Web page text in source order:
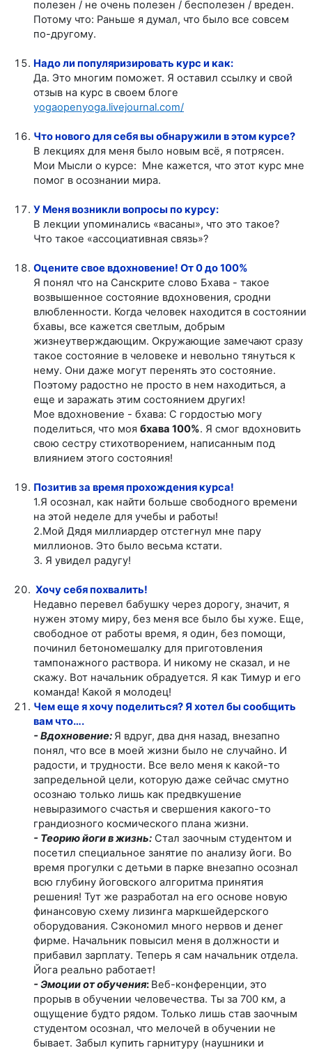
полезен / не очень полезен / бесполезен / вреден.
Потому что: Раньше я думал, что было все совсем
по-другому.
Надо ли популяризировать курс и как:
Да. Это многим поможет. Я оставил ссылку и свой
отзыв на курс в своем блоге
yogaopenyoga.livejournal.com/
Что нового для себя вы обнаружили в этом курсе?
В лекциях для меня было новым всё, я потрясен.
Мои Мысли о курсе: Мне кажется, что этот курс мне
помог в осознании мира.
У Меня возникли вопросы по курсу:
В лекции упоминались «васаны», что это такое?
Что такое «ассоциативная связь»?
Оцените свое вдохновение! От 0 до 100%
Я понял что на Санскрите слово Бхава - такое
возвышенное состояние вдохновения, сродни
влюбленности. Когда человек находится в состоянии
бхавы, все кажется светлым, добрым
жизнеутверждающим. Окружающие замечают сразу
такое состояние в человеке и невольно тянуться к
нему. Они даже могут перенять это состояние.
Поэтому радостно не просто в нем находиться, а
еще и заражать этим состоянием других!
Мое вдохновение - бхава: С гордостью могу
поделиться, что моя бхава 100%. Я смог вдохновить
свою сестру стихотворением, написанным под
влиянием этого состояния!
Позитив за время прохождения курса!
1.Я осознал, как найти больше свободного времени
на этой неделе для учебы и работы!
2.Мой Дядя миллиардер отстегнул мне пару
миллионов. Это было весьма кстати.
3. Я увидел радугу!
Хочу себя похвалить!
Недавно перевел бабушку через дорогу, значит, я
нужен этому миру, без меня все было бы хуже. Еще,
свободное от работы время, я один, без помощи,
починил бетономешалку для приготовления
тампонажного раствора. И никому не сказал, и не
скажу. Вот начальник обрадуется. Я как Тимур и его
команда! Какой я молодец!
Чем еще я хочу поделиться? Я хотел бы сообщить
вам что….
- Вдохновение: Я вдруг, два дня назад, внезапно
понял, что все в моей жизни было не случайно. И
радости, и трудности. Все вело меня к какой-то
запредельной цели, которую даже сейчас смутно
осознаю только лишь как предвкушение
невыразимого счастья и свершения какого-то
грандиозного космического плана жизни.
- Теорию йоги в жизнь: Стал заочным студентом и
посетил специальное занятие по анализу йоги. Во
время прогулки с детьми в парке внезапно осознал
всю глубину йоговского алгоритма принятия
решения! Тут же разработал на его основе новую
финансовую схему лизинга маркшейдерского
оборудования. Сэкономил много нервов и денег
фирме. Начальник повысил меня в должности и
прибавил зарплату. Теперь я сам начальник отдела.
Йога реально работает!
- Эмоции от обучения: Веб-конференции, это
прорыв в обучении человечества. Ты за 700 км, а
ощущение будто рядом. Только лишь став заочным
студентом осознал, что мелочей в обучении не
бывает. Забыл купить гарнитуру (наушники и